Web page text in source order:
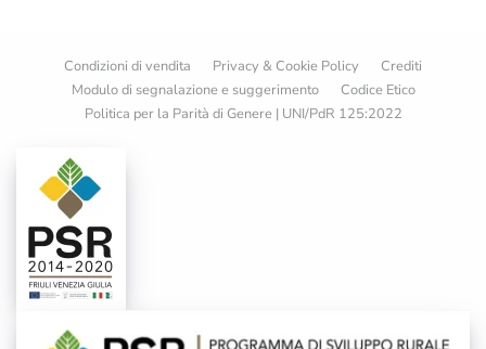
Condizioni di vendita Privacy & Cookie Policy
Crediti
Modulo di segnalazione e suggerimento
Codice Etico
Politica per la Parità di Genere | UNI/PdR 125:2022